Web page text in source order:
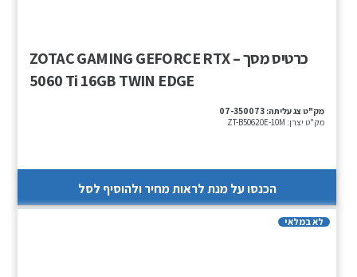
כרטיס מסך – ZOTAC GAMING GEFORCE RTX
5060 Ti 16GB TWIN EDGE
מק"ט צג עליתה: 07-350073
מק"ט יצרן: ZT-B50620E-10M
הכנסו על מנת לראות מחיר ולהוסיף לסל
לא במלאי